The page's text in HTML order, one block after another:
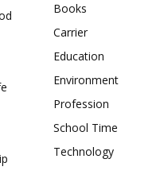
Books
Carrier
Education
Environment
Profession
School Time
Technology